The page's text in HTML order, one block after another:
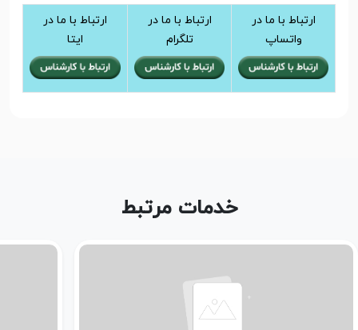
ارتباط با ما در
واتساپ
ارتباط با ما در
تلگرام
ارتباط با ما در
ایتا
خدمات مرتبط